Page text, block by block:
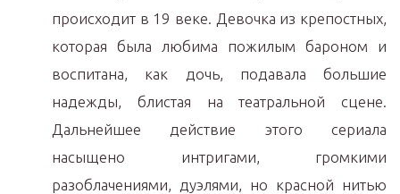
происходит в 19 веке. Девочка из крепостных,
которая была любима пожилым бароном и
воспитана, как дочь, подавала большие
надежды, блистая на театральной сцене.
Дальнейшее действие этого сериала
насыщено интригами, громкими
разоблачениями, дуэлями, но красной нитью